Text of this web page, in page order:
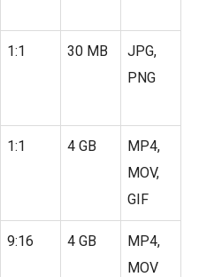
1:1 30 MB
JPG,
PNG
1:1 4 GB
MP4,
MOV,
GIF
9:16 4 GB
MP4,
MOV